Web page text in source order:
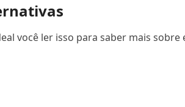
você ler isso para saber mais sobre